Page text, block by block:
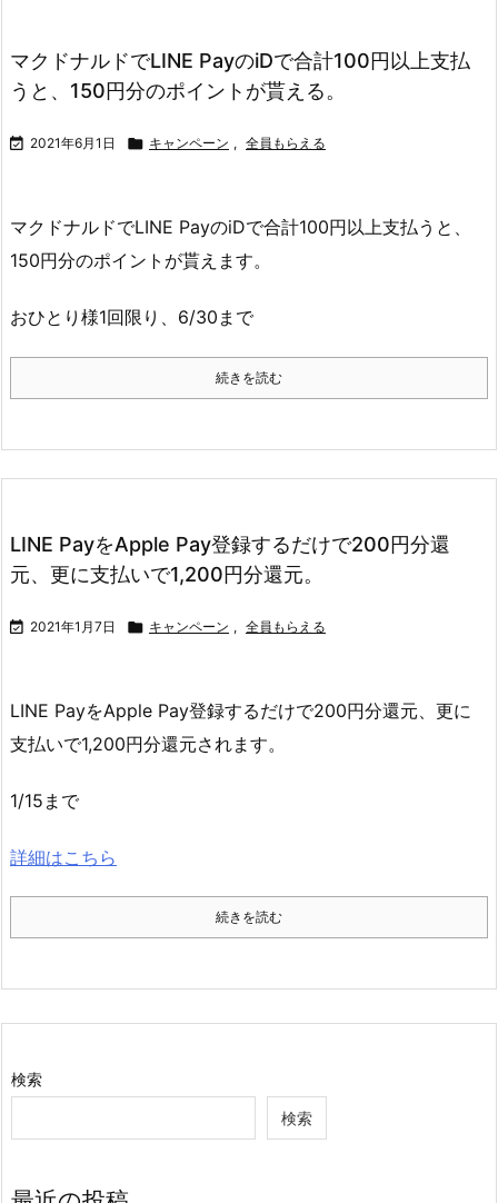
マクドナルドでLINE PayのiDで合計100円以上支払
うと、150円分のポイントが貰える。
 2021年6月1日  キャンペーン , 全員もらえる
マクドナルドでLINE PayのiDで合計100円以上支払うと、
150円分のポイントが貰えます。
おひとり様1回限り、6/30まで
続きを読む
LINE PayをApple Pay登録するだけで200円分還
元、更に支払いで1,200円分還元。
 2021年1月7日  キャンペーン , 全員もらえる
LINE PayをApple Pay登録するだけで200円分還元、更に
支払いで1,200円分還元されます。
1/15まで
詳細はこちら
続きを読む
検索
検索